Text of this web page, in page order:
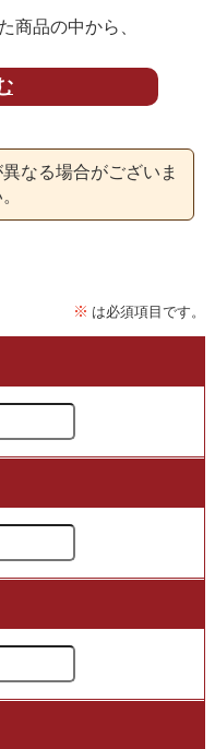
商品の中から、
うなのですが
ましたが
なる場合がございま